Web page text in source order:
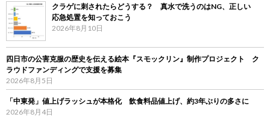
クラゲに刺されたらどうする？ 真水で洗うのはNG、正しい
応急処置を知っておこう
2026年8月10日
四日市の公害克服の歴史を伝える絵本『スモックリン』制作プロジェクト ク
ラウドファンディングで支援を募集
2026年8月5日
「中東発」値上げラッシュが本格化 飲食料品値上げ、約3年ぶりの多さに
2026年8月4日